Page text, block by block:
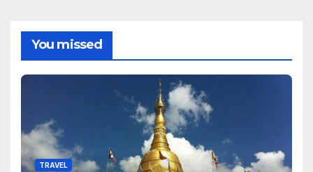
You missed
TRAVEL